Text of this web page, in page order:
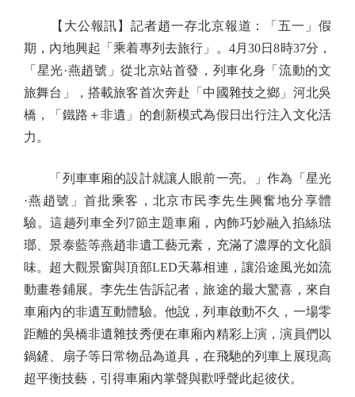
【大公報訊】記者趙一存北京報道：「五一」假
期，內地興起「乘着專列去旅行」。4月30日8時37分，
「星光·燕趙號」從北京站首發，列車化身「流動的文
旅舞台」，搭載旅客首次奔赴「中國雜技之鄉」河北吳
橋，「鐵路＋非遺」的創新模式為假日出行注入文化活
力。
「列車車廂的設計就讓人眼前一亮。」作為「星光
·燕趙號」首批乘客，北京市民李先生興奮地分享體
驗。這趟列車全列7節主題車廂，內飾巧妙融入掐絲琺
瑯、景泰藍等燕趙非遺工藝元素，充滿了濃厚的文化韻
味。超大觀景窗與頂部LED天幕相連，讓沿途風光如流
動畫卷鋪展。李先生告訴記者，旅途的最大驚喜，來自
車廂內的非遺互動體驗。他說，列車啟動不久，一場零
距離的吳橋非遺雜技秀便在車廂內精彩上演，演員們以
鍋鏟、扇子等日常物品為道具，在飛馳的列車上展現高
超平衡技藝，引得車廂內掌聲與歡呼聲此起彼伏。